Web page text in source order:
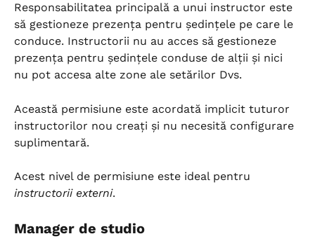
Responsabilitatea principală a unui instructor este
să gestioneze prezența pentru ședințele pe care le
conduce. Instructorii nu au acces să gestioneze
prezența pentru ședințele conduse de alții și nici
nu pot accesa alte zone ale setărilor Dvs.
Această permisiune este acordată implicit tuturor
instructorilor nou creați și nu necesită configurare
suplimentară.
Acest nivel de permisiune este ideal pentru
instructorii externi.
Manager de studio